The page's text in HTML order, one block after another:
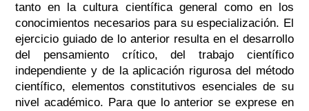
tanto en la cultura científica general como en los
conocimientos necesarios para su especialización. El
ejercicio guiado de lo anterior resulta en el desarrollo
del pensamiento crítico, del trabajo científico
independiente y de la aplicación rigurosa del método
científico, elementos constitutivos esenciales de su
nivel académico. Para que lo anterior se exprese en